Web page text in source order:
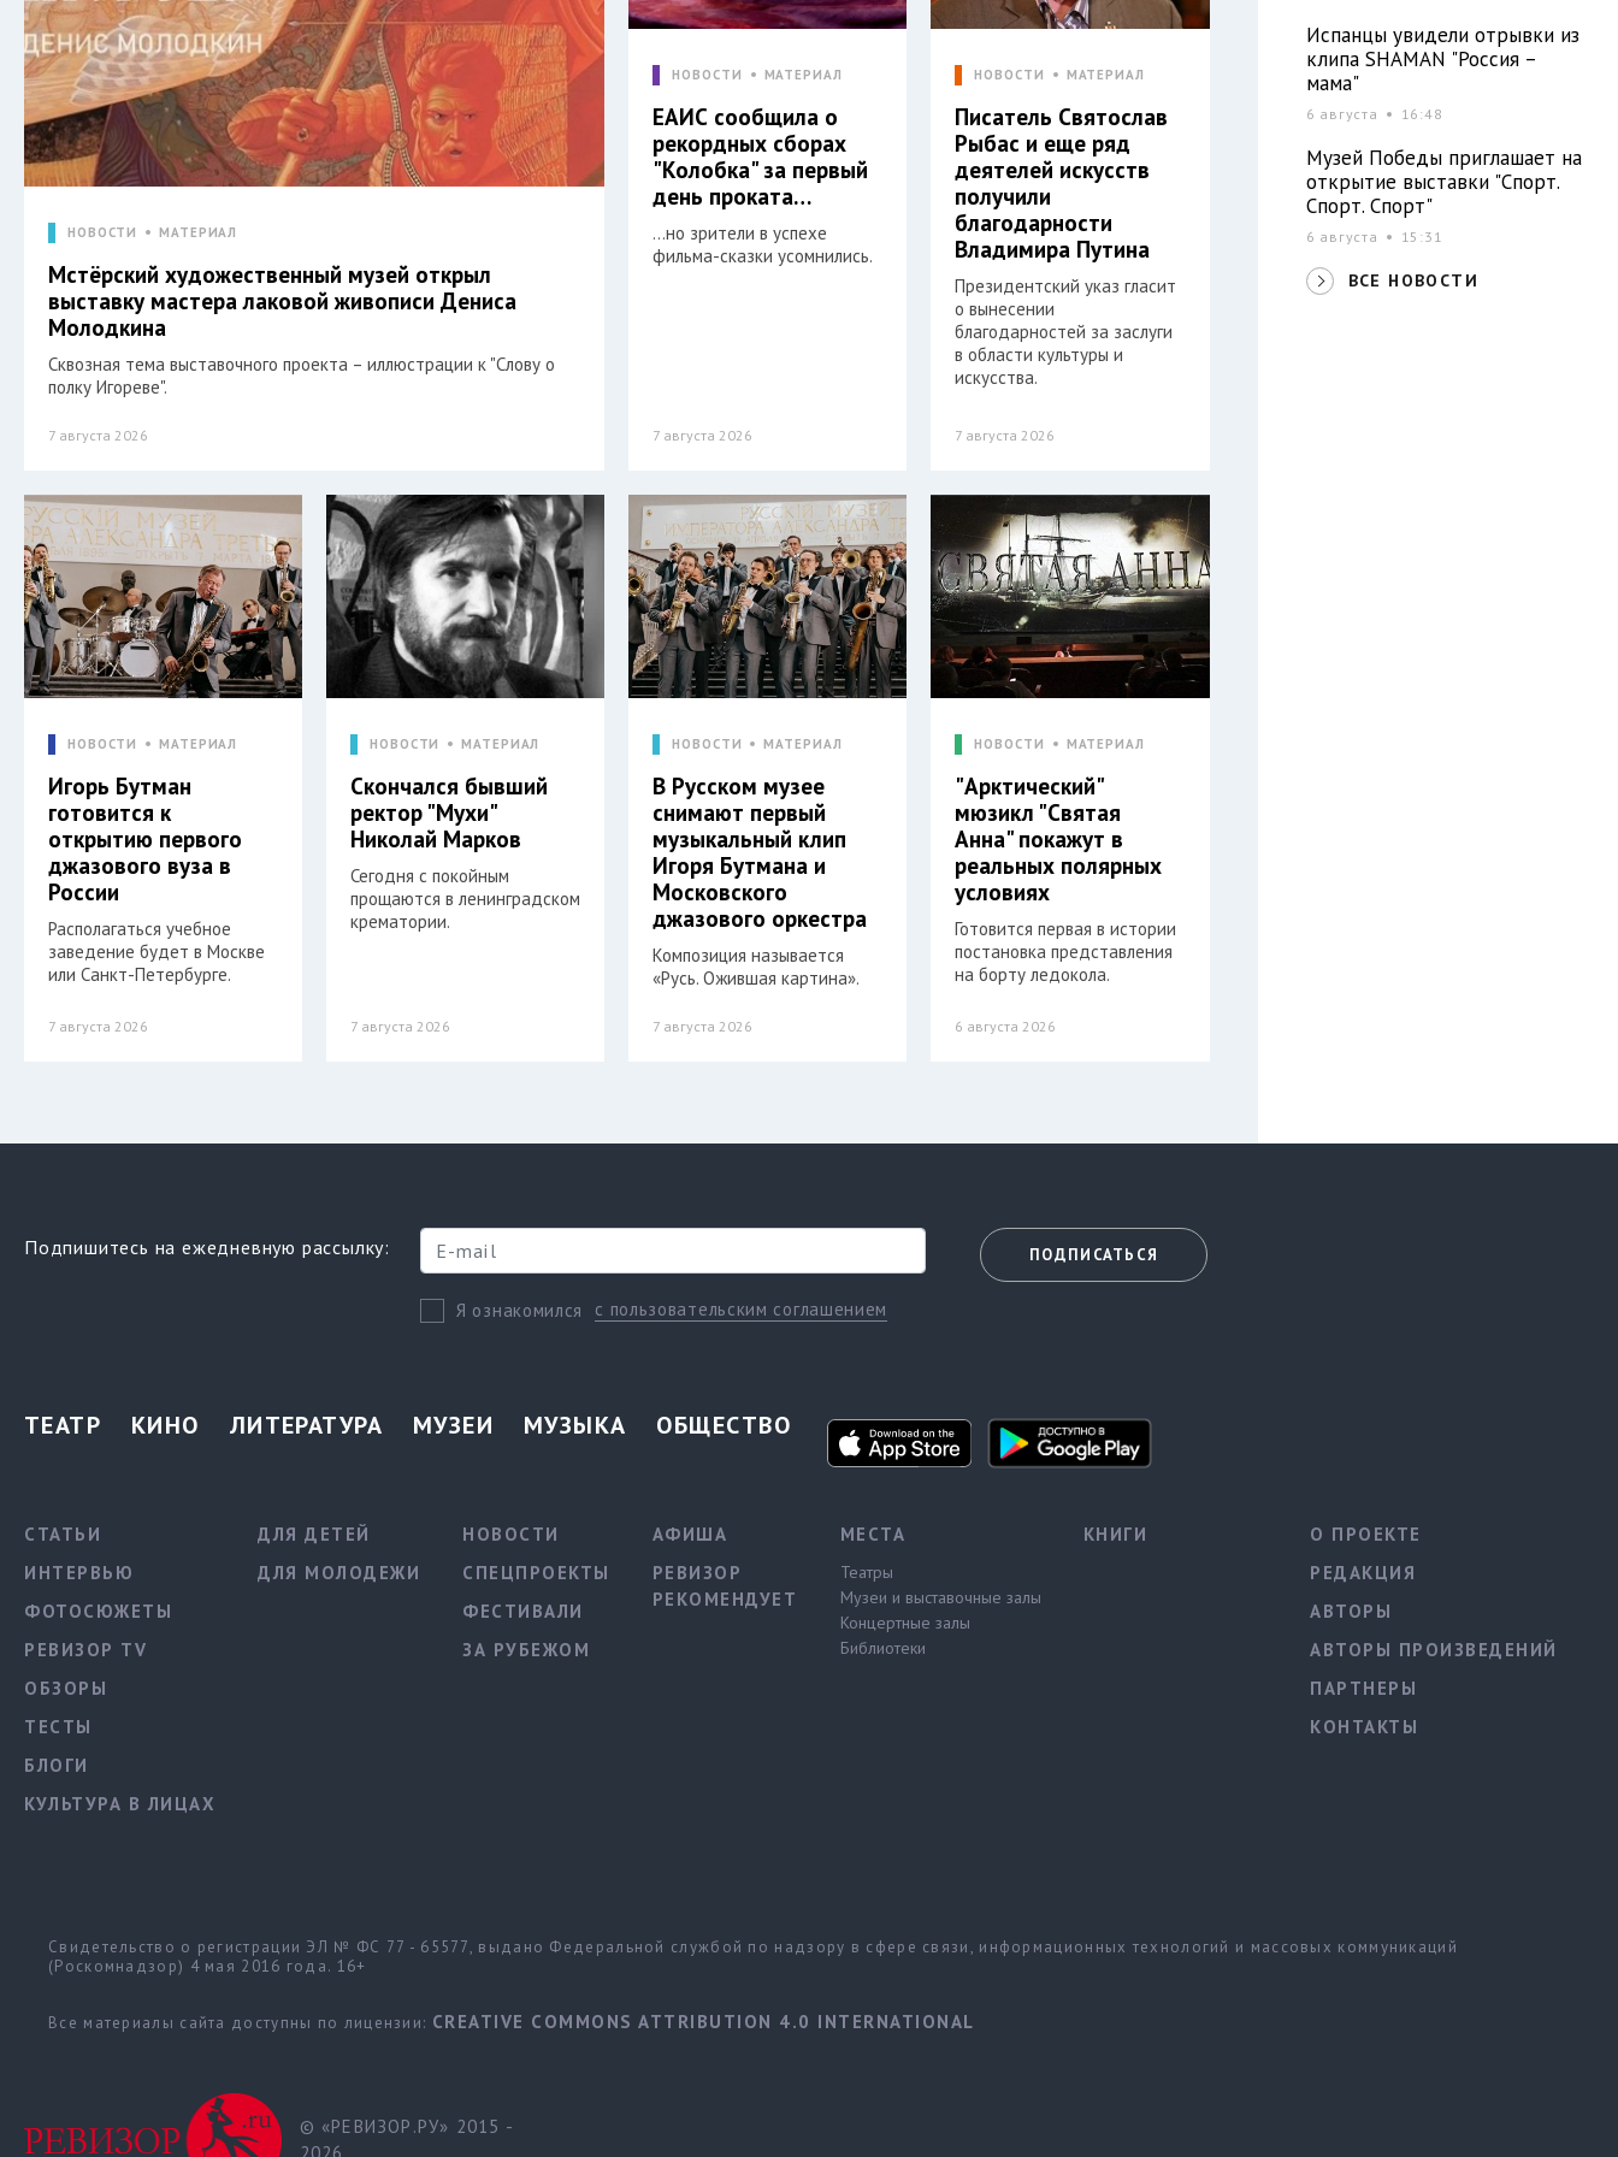
НОВОСТИ МАТЕРИАЛ
Мстёрский художественный музей открыл
выставку мастера лаковой живописи Дениса
Молодкина
Сквозная тема выставочного проекта – иллюстрации к "Слову о
полку Игореве".
7 августа 2026
НОВОСТИ МАТЕРИАЛ
ЕАИС сообщила о
рекордных сборах
"Колобка" за первый
день проката…
…но зрители в успехе
фильма-сказки усомнились.
7 августа 2026
НОВОСТИ МАТЕРИАЛ
Писатель Святослав
Рыбас и еще ряд
деятелей искусств
получили
благодарности
Владимира Путина
Президентский указ гласит
о вынесении
благодарностей за заслуги
в области культуры и
искусства.
7 августа 2026
НОВОСТИ МАТЕРИАЛ
Игорь Бутман
готовится к
открытию первого
джазового вуза в
России
Располагаться учебное
заведение будет в Москве
или Санкт-Петербурге.
7 августа 2026
НОВОСТИ МАТЕРИАЛ
Скончался бывший
ректор "Мухи"
Николай Марков
Сегодня с покойным
прощаются в ленинградском
крематории.
7 августа 2026
НОВОСТИ МАТЕРИАЛ
В Русском музее
снимают первый
музыкальный клип
Игоря Бутмана и
Московского
джазового оркестра
Композиция называется
«Русь. Ожившая картина».
7 августа 2026
НОВОСТИ МАТЕРИАЛ
"Арктический"
мюзикл "Святая
Анна" покажут в
реальных полярных
условиях
Готовится первая в истории
постановка представления
на борту ледокола.
6 августа 2026
Испанцы увидели отрывки из
клипа SHAMAN "Россия –
мама"
6 августа 16:48
Музей Победы приглашает на
открытие выставки "Спорт.
Спорт. Спорт"
6 августа 15:31
ВСЕ НОВОСТИ
Подпишитесь на ежедневную рассылку:
Я ознакомился с пользовательским соглашением
ПОДПИСАТЬСЯ
ТЕАТР КИНО ЛИТЕРАТУРА МУЗЕИ МУЗЫКА ОБЩЕСТВО
СТАТЬИ
ИНТЕРВЬЮ
ФОТОСЮЖЕТЫ
РЕВИЗОР TV
ОБЗОРЫ
ТЕСТЫ
БЛОГИ
КУЛЬТУРА В ЛИЦАХ
ДЛЯ ДЕТЕЙ
ДЛЯ МОЛОДЕЖИ
НОВОСТИ
СПЕЦПРОЕКТЫ
ФЕСТИВАЛИ
ЗА РУБЕЖОМ
АФИША
РЕВИЗОР
РЕКОМЕНДУЕТ
МЕСТА
Театры
Музеи и выставочные залы
Концертные залы
Библиотеки
КНИГИ
О ПРОЕКТЕ
РЕДАКЦИЯ
АВТОРЫ
АВТОРЫ ПРОИЗВЕДЕНИЙ
ПАРТНЕРЫ
КОНТАКТЫ
Свидетельство о регистрации ЭЛ № ФС 77 - 65577, выдано Федеральной службой по надзору в сфере связи, информационных технологий и массовых коммуникаций
(Роскомнадзор) 4 мая 2016 года. 16+
Все материалы сайта доступны по лицензии: CREATIVE COMMONS ATTRIBUTION 4.0 INTERNATIONAL
© «РЕВИЗОР.РУ» 2015 -